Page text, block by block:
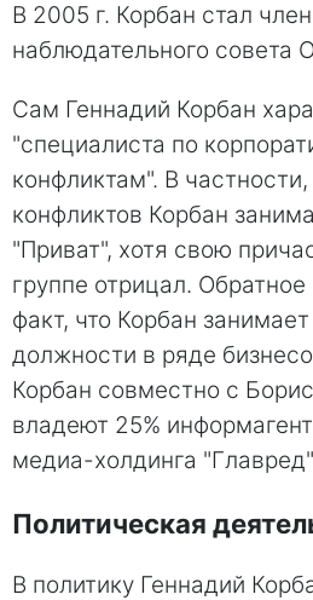
В 2005 г. Корбан стал
наблюдательного совета
Сам Геннадий Корбан
"специалиста по
конфликтам". В
конфликтов Корбан
"Приват", хотя свою
группе отрицал.
факт, что Корбан
должности в ряде
Корбан совместно с
владеют 25%
медиа-холдинга
Политическая
В политику Геннадий